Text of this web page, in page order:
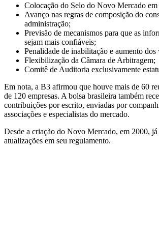
Colocação do Selo do Novo Mercado em
Avanço nas regras de composição do
administração;
Previsão de mecanismos para que as
sejam mais confiáveis;
Penalidade de inabilitação e aumento dos
Flexibilização da Câmara de Arbitragem;
Comitê de Auditoria exclusivamente
Em nota, a B3 afirmou que houve mais de 60
de 120 empresas. A bolsa brasileira também
contribuições por escrito, enviadas por
associações e especialistas do mercado.
Desde a criação do Novo Mercado, em 2000,
atualizações em seu regulamento.